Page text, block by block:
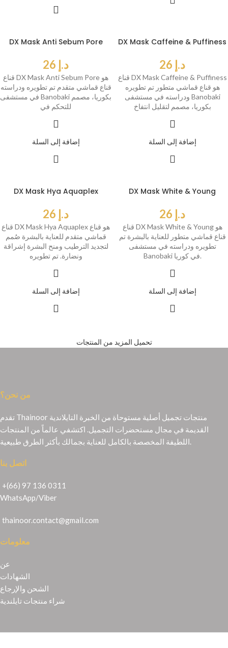
DX Mask Anti Sebum Pore
د.إ
قناع DX Mask Anti Sebum Pore هو
قناع قماشي متقدم تم تطويره ودراسته
في مستشفى Banobaki بكوريا، مصمم
للتحكم في
إضافة إلى السلة
DX Mask Caffeine & Puffiness
د.إ
قناع DX Mask Caffeine & Puffiness
هو قناع قماشي متطور تم تطويره
ودراسته في مستشفى Banobaki
بكوريا، مصمم لتقليل انتفاخ
إضافة إلى السلة
DX Mask Hya Aquaplex
د.إ
قناع DX Mask Hya Aquaplex هو قناع
قماشي متقدم للعناية بالبشرة صُمم
لتجديد الترطيب ومنح البشرة إشراقة
ونضارة. تم تطويره
إضافة إلى السلة
DX Mask White & Young
د.إ
قناع DX Mask White & Young هو
قناع قماشي متطور للعناية بالبشرة تم
تطويره ودراسته في مستشفى
Banobaki في كوريا.
إضافة إلى السلة
تحميل المزيد من المنتجات
من نحن؟
تقدم Thainoor منتجات تجميل أصلية مستوحاة من الخبرة التايلاندية
القديمة في مجال مستحضرات التجميل. اكتشفي عالماً من المنتجات
اللطيفة المخصصة بالكامل للعناية بجمالك بأكثر الطرق طبيعية.
اتصل بنا
+(66) 97 136 0311
WhatsApp/Viber
thainoor.contact@gmail.com
معلومات
عن
الشهادات
الشحن والإرجاع
شراء منتجات تايلندية